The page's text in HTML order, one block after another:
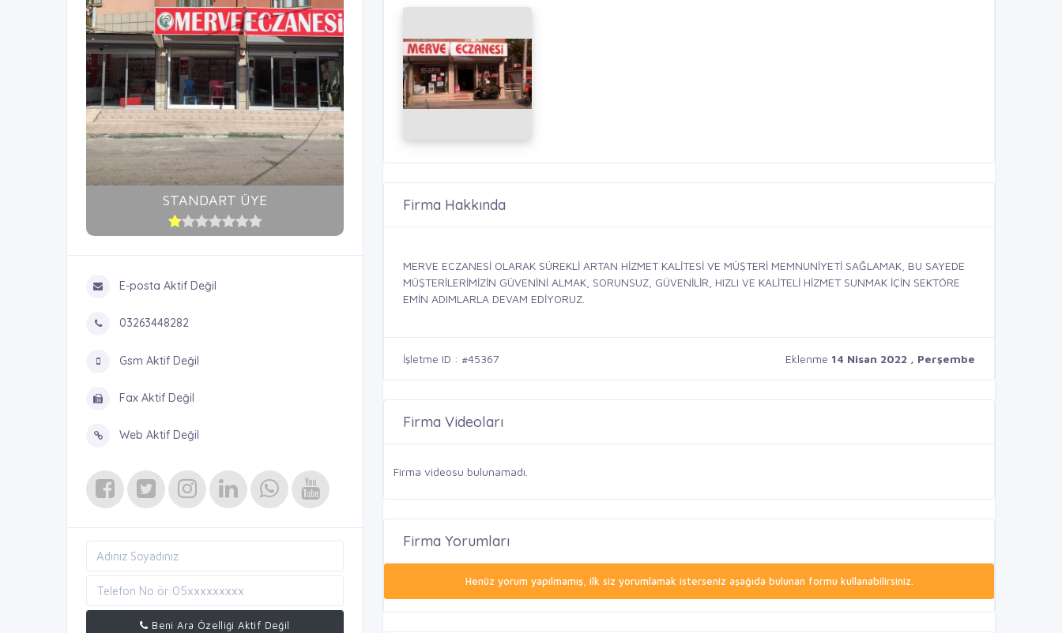
STANDART ÜYE
E-posta Aktif Değil
03263448282
Gsm Aktif Değil
Fax Aktif Değil
Web Aktif Değil
Beni Ara Özelliği Aktif Değil
Firma Hakkında
MERVE ECZANESİ OLARAK SÜREKLİ ARTAN HİZMET KALİTESİ VE MÜŞTERİ MEMNUNİYETİ SAĞLAMAK, BU SAYEDE
MÜŞTERİLERİMİZİN GÜVENİNİ ALMAK, SORUNSUZ, GÜVENİLİR, HIZLI VE KALİTELİ HİZMET SUNMAK İÇİN SEKTÖRE
EMİN ADIMLARLA DEVAM EDİYORUZ.
İşletme ID : #45367 Eklenme 14 Nisan 2022 , Perşembe
Firma Videoları
Firma videosu bulunamadı.
Firma Yorumları
Henüz yorum yapılmamış, ilk siz yorumlamak isterseniz aşağıda bulunan formu kullanabilirsiniz.